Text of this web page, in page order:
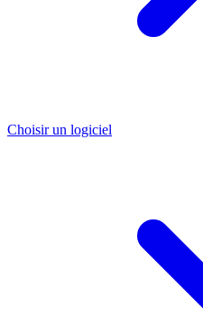
Choisir un logiciel